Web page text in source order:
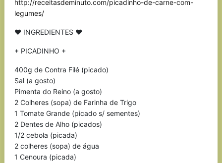
http://receitasdeminuto.com/picadinho-de-carne-com-
legumes/
♥ INGREDIENTES ♥
+ PICADINHO +
400g de Contra Filé (picado)
Sal (a gosto)
Pimenta do Reino (a gosto)
2 Colheres (sopa) de Farinha de Trigo
1 Tomate Grande (picado s/ sementes)
2 Dentes de Alho (picados)
1/2 cebola (picada)
2 colheres (sopa) de água
1 Cenoura (picada)